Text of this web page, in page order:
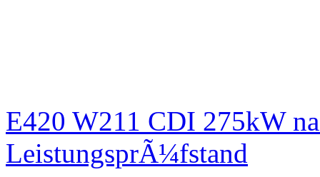
E420 W211 CDI 275kW
LeistungsprÃ¼fstand